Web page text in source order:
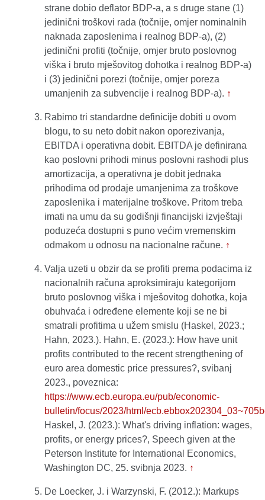
strane dobio deflator BDP-a, a s druge stane (1)
jedinični troškovi rada (točnije, omjer nominalnih
naknada zaposlenima i realnog BDP-a), (2)
jedinični profiti (točnije, omjer bruto poslovnog
viška i bruto mješovitog dohotka i realnog BDP-a)
i (3) jedinični porezi (točnije, omjer poreza
umanjenih za subvencije i realnog BDP-a). ↑
Rabimo tri standardne definicije dobiti u ovom
blogu, to su neto dobit nakon oporezivanja,
EBITDA i operativna dobit. EBITDA je definirana
kao poslovni prihodi minus poslovni rashodi plus
amortizacija, a operativna je dobit jednaka
prihodima od prodaje umanjenima za troškove
zaposlenika i materijalne troškove. Pritom treba
imati na umu da su godišnji financijski izvještaji
poduzeća dostupni s puno većim vremenskim
odmakom u odnosu na nacionalne račune. ↑
Valja uzeti u obzir da se profiti prema podacima iz
nacionalnih računa aproksimiraju kategorijom
bruto poslovnog viška i mješovitog dohotka, koja
obuhvaća i određene elemente koji se ne bi
smatrali profitima u užem smislu (Haskel, 2023.;
Hahn, 2023.). Hahn, E. (2023.): How have unit
profits contributed to the recent strengthening of
euro area domestic price pressures?, svibanj
2023., poveznica:
https://www.ecb.europa.eu/pub/economic-
bulletin/focus/2023/html/
Haskel, J. (2023.): What's driving inflation: wages,
profits, or energy prices?, Speech given at the
Peterson Institute for International Economics,
Washington DC, 25. svibnja 2023. ↑
De Loecker, J. i Warzynski, F. (2012.): Markups